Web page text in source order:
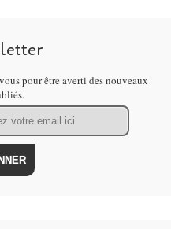
pour être averti des nouveaux